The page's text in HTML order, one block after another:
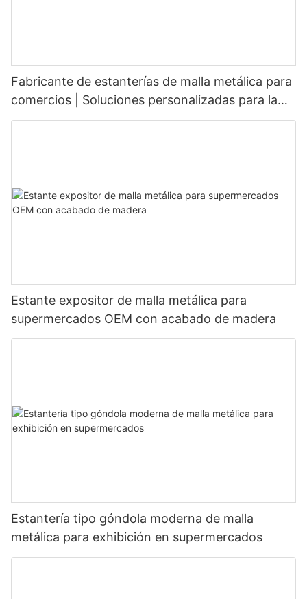
Fabricante de estanterías de malla metálica para
comercios | Soluciones personalizadas para la
exhibición de productos
Estante expositor de malla metálica para
supermercados OEM con acabado de madera
Estantería tipo góndola moderna de malla
metálica para exhibición en supermercados